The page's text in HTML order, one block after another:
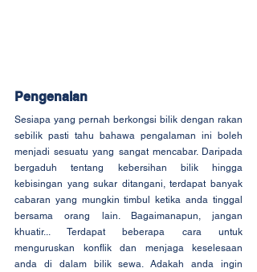
Pengenalan
Sesiapa yang pernah berkongsi bilik dengan rakan
sebilik pasti tahu bahawa pengalaman ini boleh
menjadi sesuatu yang sangat mencabar. Daripada
bergaduh tentang kebersihan bilik hingga
kebisingan yang sukar ditangani, terdapat banyak
cabaran yang mungkin timbul ketika anda tinggal
bersama orang lain. Bagaimanapun, jangan
khuatir... Terdapat beberapa cara untuk
menguruskan konflik dan menjaga keselesaan
anda di dalam bilik sewa. Adakah anda ingin